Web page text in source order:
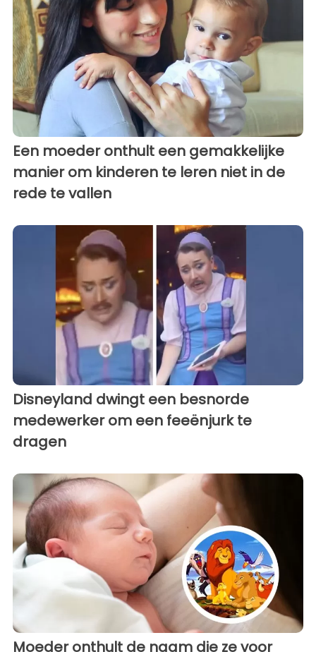
Een moeder onthult een gemakkelijke
manier om kinderen te leren niet in de
rede te vallen
Disneyland dwingt een besnorde
medewerker om een ​​feeënjurk te
dragen
Moeder onthult de naam die ze voor